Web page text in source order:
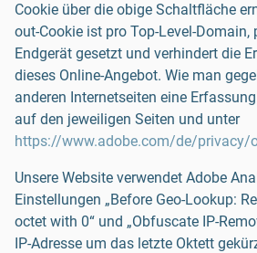
Cookie über die obige Schaltfläche
out-Cookie ist pro Top-Level-Domain,
Endgerät gesetzt und verhindert die
dieses Online-Angebot. Wie man
anderen Internetseiten eine
auf den jeweiligen Seiten und unter
https://www.adobe.com/de/privacy/
Unsere Website verwendet Adobe
Einstellungen „Before Geo-Lookup:
octet with 0“ und „Obfuscate IP-
IP-Adresse um das letzte Oktett